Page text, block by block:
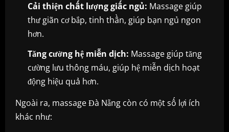
Cải thiện chất lượng giấc ngủ: Massage giúp
thư giãn cơ bắp, tinh thần, giúp bạn ngủ ngon
hơn.
Tăng cường hệ miễn dịch: Massage giúp tăng
cường lưu thông máu, giúp hệ miễn dịch hoạt
động hiệu quả hơn.
Ngoài ra, massage Đà Nẵng còn có một số lợi ích
khác như: